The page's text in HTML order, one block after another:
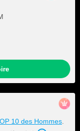
10 des Hommes